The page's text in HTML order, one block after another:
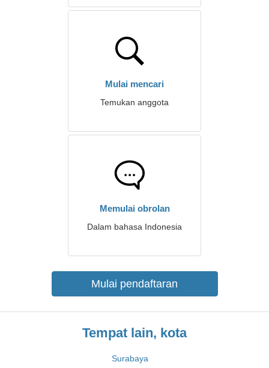
Mulai mencari
Temukan anggota
Memulai obrolan
Dalam bahasa Indonesia
Mulai pendaftaran
Tempat lain, kota
Surabaya